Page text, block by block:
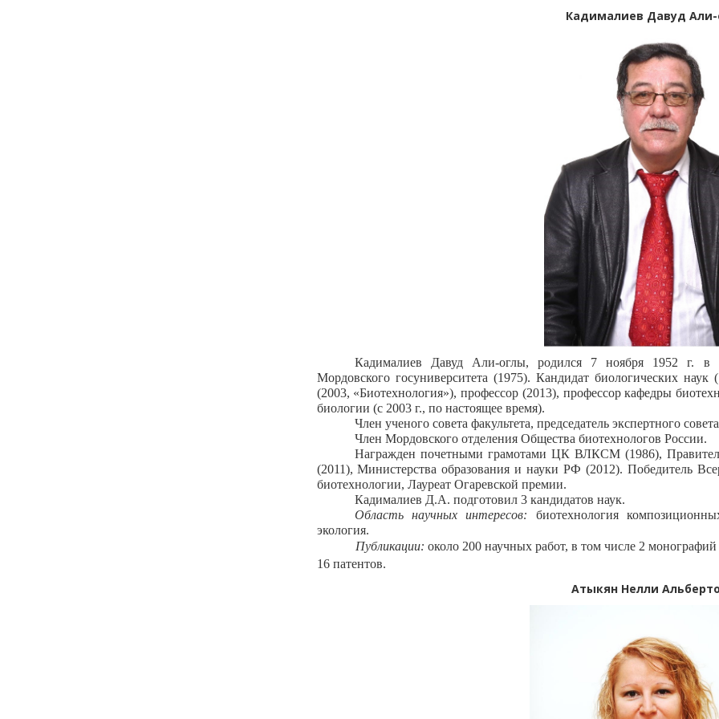
Кадималиев Давуд
Кадималиев Давуд Али-оглы, родился 7 ноября 1952 г. в
Мордовского госуниверситета (1975). Кандидат биологических
(2003, «Биотехнология»), профессор (2013), профессор кафедры
биологии (с 2003 г., по настоящее время).
Член ученого совета факультета, председатель экспертного
Член Мордовского отделения Общества биотехнологов России.
Награжден почетными грамотами ЦК ВЛКСМ (1986),
(2011), Министерства образования и науки РФ (2012). Победитель
биотехнологии, Лауреат Огаревской премии.
Кадималиев Д.А. подготовил 3 кандидатов наук.
Область научных интересов: биотехнология
экология.
Публикации: около 200 научных работ, в том числе 2
16 патентов.
Атыкян Нелли